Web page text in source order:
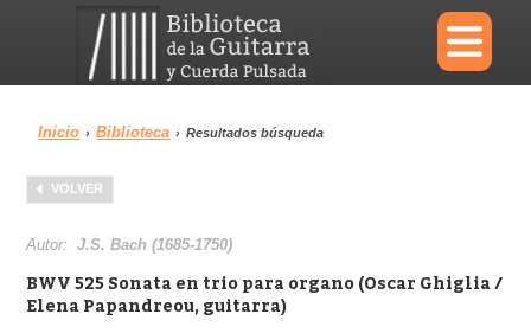
×
Menu
Biblioteca
Inicio › Biblioteca › Resultados búsqueda
VOLVER
Autor:J.S. Bach (1685-1750)
BWV 525 Sonata en trio para organo (Oscar Ghiglia /
Elena Papandreou, guitarra)